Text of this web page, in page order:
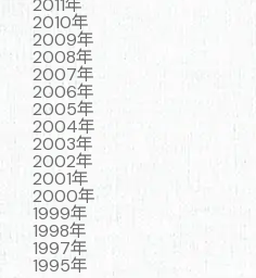
2010年
2009年
2008年
2007年
2006年
2005年
2004年
2003年
2002年
2001年
2000年
1999年
1998年
1997年
1995年